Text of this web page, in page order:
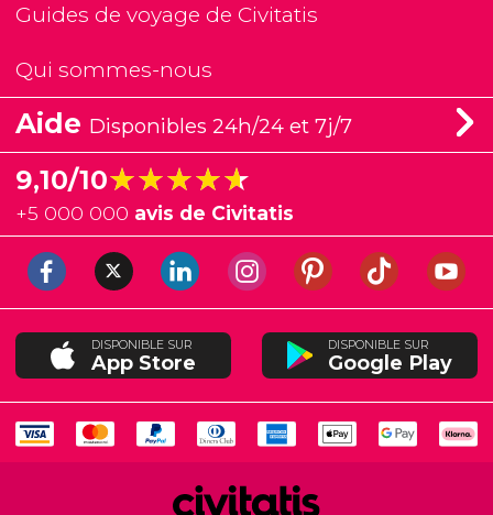
Guides de voyage de Civitatis
Qui sommes-nous
Aide Disponibles 24h/24 et 7j/7
9,10/10★★★★★
★★★★★
+5 000 000 avis de Civitatis
DISPONIBLE SUR
App Store
DISPONIBLE SUR
Google Play